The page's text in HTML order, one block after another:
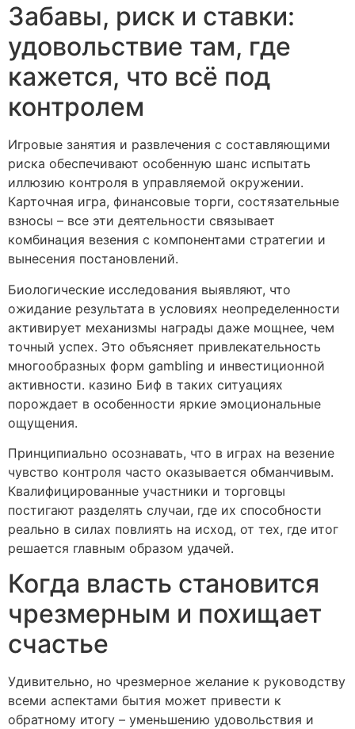
Забавы, риск и ставки:
удовольствие там, где
кажется, что всё под
контролем
Игровые занятия и развлечения с составляющими
риска обеспечивают особенную шанс испытать
иллюзию контроля в управляемой окружении.
Карточная игра, финансовые торги, состязательные
взносы – все эти деятельности связывает
комбинация везения с компонентами стратегии и
вынесения постановлений.
Биологические исследования выявляют, что
ожидание результата в условиях неопределенности
активирует механизмы награды даже мощнее, чем
точный успех. Это объясняет привлекательность
многообразных форм gambling и инвестиционной
активности. казино Биф в таких ситуациях
порождает в особенности яркие эмоциональные
ощущения.
Принципиально осознавать, что в играх на везение
чувство контроля часто оказывается обманчивым.
Квалифицированные участники и торговцы
постигают разделять случаи, где их способности
реально в силах повлиять на исход, от тех, где итог
решается главным образом удачей.
Когда власть становится
чрезмерным и похищает
счастье
Удивительно, но чрезмерное желание к руководству
всеми аспектами бытия может привести к
обратному итогу – уменьшению удовольствия и